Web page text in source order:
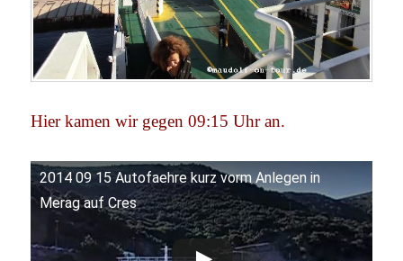
Hier kamen wir gegen 09:15 Uhr an.
2014 09 15 Autofaehre kurz vorm Anlegen in
Merag auf Cres